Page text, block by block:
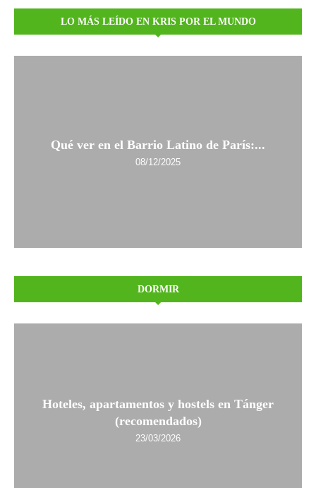
LO MÁS LEÍDO EN KRIS POR EL MUNDO
Qué ver en el Barrio Latino de París:...
08/12/2025
DORMIR
Hoteles, apartamentos y hostels en Tánger
(recomendados)
23/03/2026